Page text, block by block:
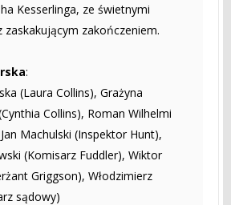
Kesserlinga, ze świetnymi
zaskakującym zakończeniem.
:
(Laura Collins), Grażyna
Collins), Roman Wilhelmi
Machulski (Inspektor Hunt),
(Komisarz Fuddler), Wiktor
Griggson), Włodzimierz
sądowy)